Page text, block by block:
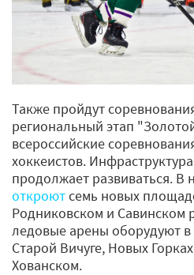
Также пройдут
региональный этап
всероссийские
хоккеистов.
продолжает развиваться. В
откроютсемь новых
Родниковском и Савинском
ледовые арены оборудуют в
Старой Вичуге, Новых
Хованском.